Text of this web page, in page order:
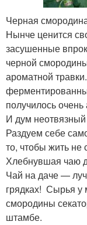
Черная
Нынче ценится
засушенные
черной
ароматной
получилось
И дум
Раздуем себе
то, чтобы жить не
Чай на даче —
грядках! Сырья у
смородины
штамбе.